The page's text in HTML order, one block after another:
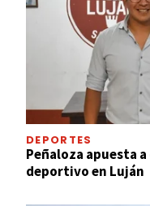
DEPORTES
Peñaloza apuesta
deportivo en Luján